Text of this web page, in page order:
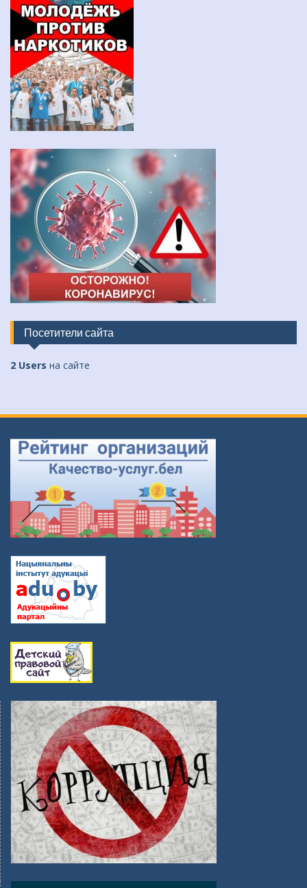
Посетители сайта
2 Users на сайте